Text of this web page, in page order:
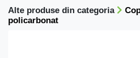
Alte produse din categoria
policarbonat